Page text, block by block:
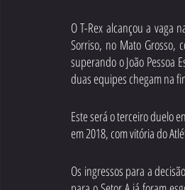
O T-Rex alcançou a vaga
Sorriso, no Mato Grosso,
superando o João Pessoa
duas equipes chegam na
Este será o terceiro duelo
em 2018, com vitória do
Os ingressos para a